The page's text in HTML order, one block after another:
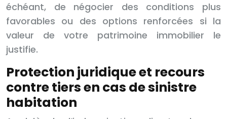
échéant, de négocier des conditions plus
favorables ou des options renforcées si la
valeur de votre patrimoine immobilier le
justifie.
Protection juridique et recours
contre tiers en cas de sinistre
habitation